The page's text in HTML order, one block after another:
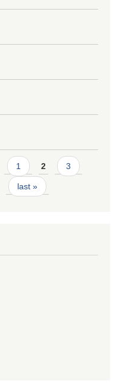
1 2 3
last »